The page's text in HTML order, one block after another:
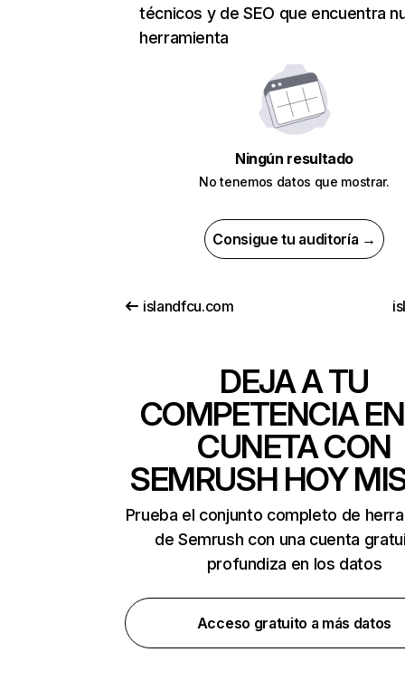
técnicos y de SEO que encuentra
herramienta
Ningún resultado
No tenemos datos que mostrar.
Consigue tu auditoría →
islandfcu.com
DEJA A TU
COMPETENCIA
CUNETA CON
SEMRUSH HOY
Prueba el conjunto completo de
de Semrush con una cuenta
profundiza en los datos
Acceso gratuito a más datos